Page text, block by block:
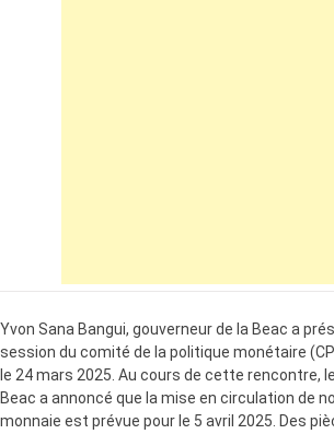
Yvon Sana Bangui, gouverneur de la Beac a
session du comité de la politique monétaire
le 24 mars 2025. Au cours de cette rencontre,
Beac a annoncé que la mise en circulation de
monnaie est prévue pour le 5 avril 2025. Des